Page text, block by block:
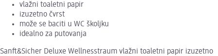
vlažni toaletni papir
izuzetno čvrst
može se baciti u WC školjku
idealno za putovanja
Sanft&Sicher Deluxe Wellnesstraum vlažni toaletni papir izuzetno